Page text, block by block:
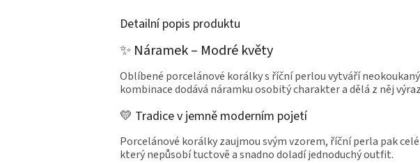
Detailní popis produktu
✨ Náramek – Modré květy
Oblíbené porcelánové korálky s říční perlou vytváří
kombinace dodává náramku osobitý charakter a dělá z něj
💛 Tradice v jemně moderním pojetí
Porcelánové korálky zaujmou svým vzorem, říční perla pak
který nepůsobí tuctově a snadno doladí jednoduchý outfit.